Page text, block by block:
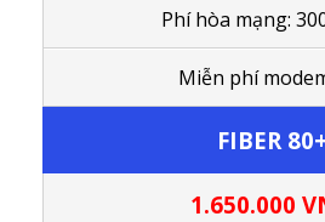
Phí hòa mạng:
Miễn phí
FIBER 80+
1.650.000